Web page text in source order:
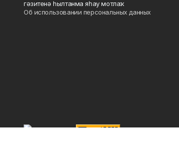
гәзитенә һылтанма яһау мотлаҡ.
Об использовании персональных данных